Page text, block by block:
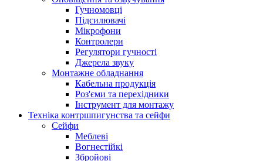
Гучномовці
Підсилювачі
Мікрофони
Контролери
Регулятори гучності
Джерела звуку
Монтажне обладнання
Кабельна продукція
Роз'єми та перехідники
Інструмент для монтажу
Техніка контршпигунства та сейфи
Сейфи
Меблеві
Вогнестійкі
Збройові